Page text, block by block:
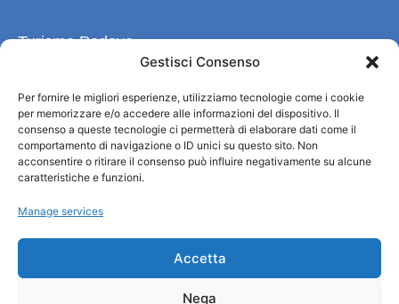
Gestisci Consenso
Per fornire le migliori esperienze, utilizziamo tecnologie come i cookie
per memorizzare e/o accedere alle informazioni del dispositivo. Il
consenso a queste tecnologie ci permetterà di elaborare dati come il
comportamento di navigazione o ID unici su questo sito. Non
acconsentire o ritirare il consenso può influire negativamente su alcune
caratteristiche e funzioni.
Manage services
Accetta
Nega
Turismo Padova
INFORMACIÓN TURÍSTICA / IAT
Política de privacidad
Cookie Policy (UE)
Credits
Información